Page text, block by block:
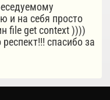
и на себя просто
file get context ))))
спасибо за